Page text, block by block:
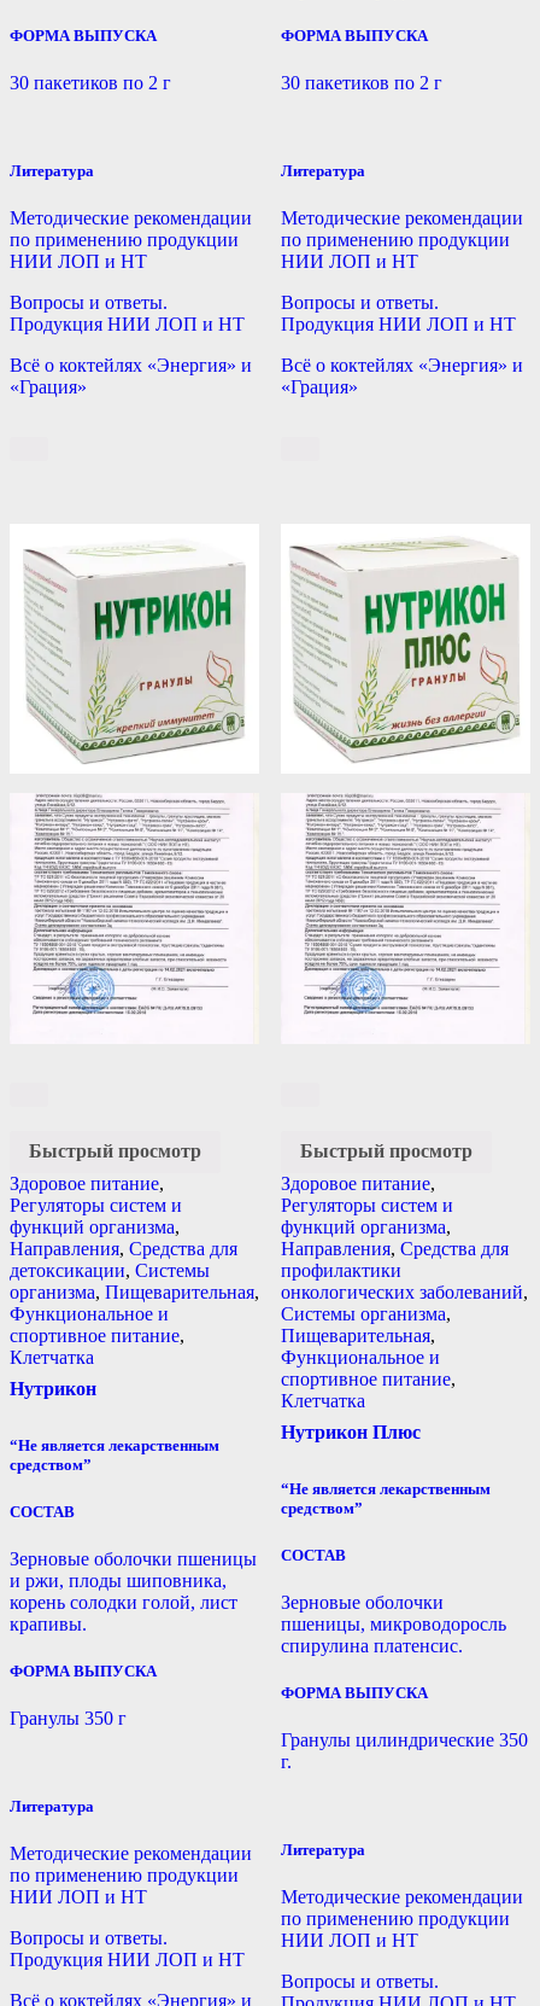
ФОРМА ВЫПУСКА
30 пакетиков по 2 г
Литература
Методические рекомендации
по применению продукции
НИИ ЛОП и НТ
Вопросы и ответы.
Продукция НИИ ЛОП и НТ
Всё о коктейлях «Энергия» и
«Грация»
ФОРМА ВЫПУСКА
30 пакетиков по 2 г
Литература
Методические рекомендации
по применению продукции
НИИ ЛОП и НТ
Вопросы и ответы.
Продукция НИИ ЛОП и НТ
Всё о коктейлях «Энергия» и
«Грация»
Быстрый просмотр
Здоровое питание,
Регуляторы систем и
функций организма,
Направления, Средства для
детоксикации, Системы
организма, Пищеварительная,
Функциональное и
спортивное питание,
Клетчатка
Нутрикон
“Не является лекарственным
средством”
СОСТАВ
Зерновые оболочки пшеницы
и ржи, плоды шиповника,
корень солодки голой, лист
крапивы.
ФОРМА ВЫПУСКА
Гранулы 350 г
Литература
Методические рекомендации
по применению продукции
НИИ ЛОП и НТ
Вопросы и ответы.
Продукция НИИ ЛОП и НТ
Всё о коктейлях «Энергия» и
Быстрый просмотр
Здоровое питание,
Регуляторы систем и
функций организма,
Направления, Средства для
профилактики
онкологических заболеваний,
Системы организма,
Пищеварительная,
Функциональное и
спортивное питание,
Клетчатка
Нутрикон Плюс
“Не является лекарственным
средством”
СОСТАВ
Зерновые оболочки
пшеницы, микроводоросль
спирулина платенсис.
ФОРМА ВЫПУСКА
Гранулы цилиндрические 350
г.
Литература
Методические рекомендации
по применению продукции
НИИ ЛОП и НТ
Вопросы и ответы.